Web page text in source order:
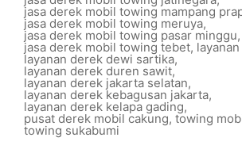
jasa derek mobil towing mampang
jasa derek mobil towing meruya,
jasa derek mobil towing pasar minggu,
jasa derek mobil towing tebet,
layanan derek dewi sartika,
layanan derek duren sawit,
layanan derek jakarta selatan,
layanan derek kebagusan jakarta,
layanan derek kelapa gading,
pusat derek mobil cakung, towing
towing sukabumi